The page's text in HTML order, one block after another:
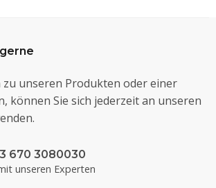
zu unseren Produkten oder einer
können Sie sich jederzeit an unseren
670 3080030
unseren Experten